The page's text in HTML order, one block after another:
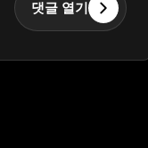
댓글 열기